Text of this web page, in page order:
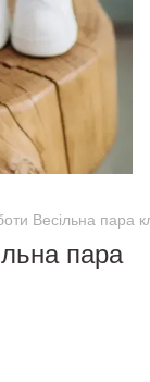
Весільна пара
пара